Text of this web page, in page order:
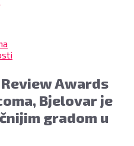
Awards
Bjelovar je
gradom u